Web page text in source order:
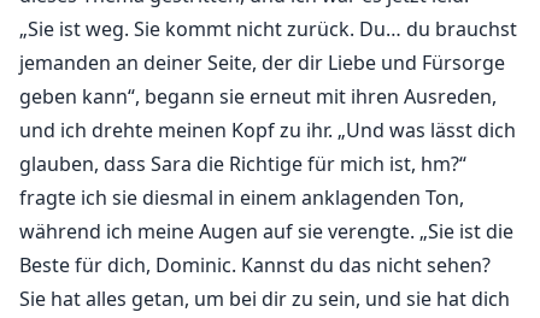
„Sie ist weg. Sie kommt nicht zurück. Du… du brauchst
jemanden an deiner Seite, der dir Liebe und Fürsorge
geben kann“, begann sie erneut mit ihren Ausreden,
und ich drehte meinen Kopf zu ihr. „Und was lässt dich
glauben, dass Sara die Richtige für mich ist, hm?“
fragte ich sie diesmal in einem anklagenden Ton,
während ich meine Augen auf sie verengte. „Sie ist die
Beste für dich, Dominic. Kannst du das nicht sehen?
Sie hat alles getan, um bei dir zu sein, und sie hat dich